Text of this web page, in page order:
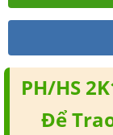
PH/HS
Để